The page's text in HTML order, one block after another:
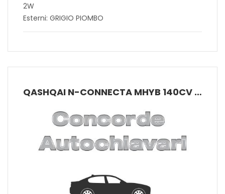
2W
Esterni: GRIGIO PIOMBO
QASHQAI N-CONNECTA MHYB 140CV MT 2W